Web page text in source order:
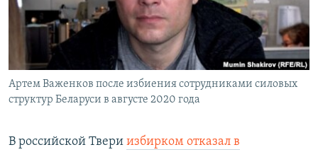
ПОБЕДИТЕЛЕЙ НЕ СУДЯТ?
КРЫМ.НЕПОКОРЕННЫЙ
ELIFBE
УКРАИНСКАЯ ПРОБЛЕМА КРЫМА
ПРИСОЕДИНЯЙТЕСЬ!
Все сайты RFE/RL
Артем Важенков после избиения сотрудниками силовых
структур Беларуси в августе 2020 года
В российской Твери избирком отказал в